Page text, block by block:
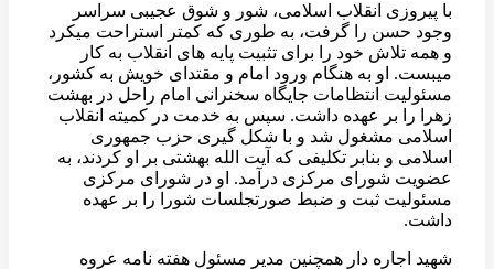
با پیروزی انقلاب اسلامی، شور و شوق عجیبی سراسر
وجود حسن را گرفت، به طوری که کمتر استراحت میکرد
و همه تلاش خود را برای تثبیت پایه های انقلاب به کار
میبست. او به هنگام ورود امام و مقتدای خویش به کشور،
مسئولیت انتظامات جایگاه سخنرانی امام راحل در بهشت
زهرا را بر عهده داشت. سپس به خدمت در کمیته انقلاب
اسلامی مشغول شد و با شکل گیری حزب جمهوری
اسلامی و بنابر تکلیفی که آیت الله بهشتی بر او کردند، به
عضویت شورای مرکزی درآمد. او در شورای مرکزی
مسئولیت ثبت و ضبط صورتجلسات شورا را بر عهده
داشت.
شهید اجاره دار همچنین مدیر مسئول هفته نامه عروه